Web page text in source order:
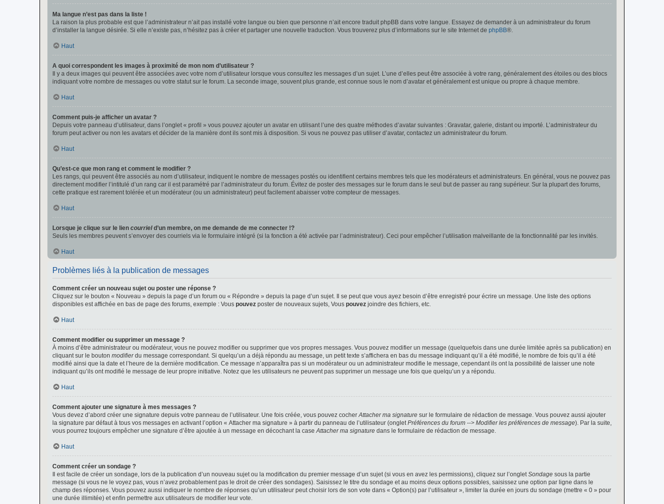
Ma langue n’est pas dans la liste !
La raison la plus probable est que l’administrateur n’ait pas installé votre langue ou bien que personne n’ait encore traduit phpBB dans votre langue. Essayez de demander à un administrateur du forum
d’installer la langue désirée. Si elle n’existe pas, n’hésitez pas à créer et partager une nouvelle traduction. Vous trouverez plus d’informations sur le site Internet de phpBB®.
Haut
A quoi correspondent les images à proximité de mon nom d’utilisateur ?
Il y a deux images qui peuvent être associées avec votre nom d’utilisateur lorsque vous consultez les messages d’un sujet. L’une d’elles peut être associée à votre rang, généralement des étoiles ou des blocs
indiquant votre nombre de messages ou votre statut sur le forum. La seconde image, souvent plus grande, est connue sous le nom d’avatar et généralement est unique ou propre à chaque membre.
Haut
Comment puis-je afficher un avatar ?
Depuis votre panneau d’utilisateur, dans l’onglet « profil » vous pouvez ajouter un avatar en utilisant l’une des quatre méthodes d’avatar suivantes : Gravatar, galerie, distant ou importé. L’administrateur du
forum peut activer ou non les avatars et décider de la manière dont ils sont mis à disposition. Si vous ne pouvez pas utiliser d’avatar, contactez un administrateur du forum.
Haut
Qu’est-ce que mon rang et comment le modifier ?
Les rangs, qui peuvent être associés au nom d’utilisateur, indiquent le nombre de messages postés ou identifient certains membres tels que les modérateurs et administrateurs. En général, vous ne pouvez pas
directement modifier l’intitulé d’un rang car il est paramétré par l’administrateur du forum. Évitez de poster des messages sur le forum dans le seul but de passer au rang supérieur. Sur la plupart des forums,
cette pratique est rarement tolérée et un modérateur (ou un administrateur) peut facilement abaisser votre compteur de messages.
Haut
Lorsque je clique sur le lien courrield’un membre, on me demande de me connecter !?
Seuls les membres peuvent s’envoyer des courriels via le formulaire intégré (si la fonction a été activée par l’administrateur). Ceci pour empêcher l’utilisation malveillante de la fonctionnalité par les invités.
Haut
Problèmes liés à la publication de messages
Comment créer un nouveau sujet ou poster une réponse ?
Cliquez sur le bouton « Nouveau » depuis la page d’un forum ou « Répondre » depuis la page d’un sujet. Il se peut que vous ayez besoin d’être enregistré pour écrire un message. Une liste des options
disponibles est affichée en bas de page des forums, exemple : Vous pouvez poster de nouveaux sujets, Vous pouvez joindre des fichiers, etc.
Haut
Comment modifier ou supprimer un message ?
À moins d’être administrateur ou modérateur, vous ne pouvez modifier ou supprimer que vos propres messages. Vous pouvez modifier un message (quelquefois dans une durée limitée après sa publication) en
cliquant sur le bouton modifierdu message correspondant. Si quelqu’un a déjà répondu au message, un petit texte s’affichera en bas du message indiquant qu’il a été modifié, le nombre de fois qu’il a été
modifié ainsi que la date et l’heure de la dernière modification. Ce message n’apparaîtra pas si un modérateur ou un administrateur modifie le message, cependant ils ont la possibilité de laisser une note
indiquant qu’ils ont modifié le message de leur propre initiative. Notez que les utilisateurs ne peuvent pas supprimer un message une fois que quelqu’un y a répondu.
Haut
Comment ajouter une signature à mes messages ?
Vous devez d’abord créer une signature depuis votre panneau de l’utilisateur. Une fois créée, vous pouvez cocher Attacher ma signature sur le formulaire de rédaction de message. Vous pouvez aussi ajouter
la signature par défaut à tous vos messages en activant l’option « Attacher ma signature » à partir du panneau de l’utilisateur (onglet Préférences du forum --> Modifier les préférences de message). Par la suite,
vous pourrez toujours empêcher une signature d’être ajoutée à un message en décochant la case Attacher ma signature dans le formulaire de rédaction de message.
Haut
Comment créer un sondage ?
Il est facile de créer un sondage, lors de la publication d’un nouveau sujet ou la modification du premier message d’un sujet (si vous en avez les permissions), cliquez sur l’onglet Sondage sous la partie
message (si vous ne le voyez pas, vous n’avez probablement pas le droit de créer des sondages). Saisissez le titre du sondage et au moins deux options possibles, saisissez une option par ligne dans le
champ des réponses. Vous pouvez aussi indiquer le nombre de réponses qu’un utilisateur peut choisir lors de son vote dans « Option(s) par l’utilisateur », limiter la durée en jours du sondage (mettre « 0 » pour
une durée illimitée) et enfin permettre aux utilisateurs de modifier leur vote.